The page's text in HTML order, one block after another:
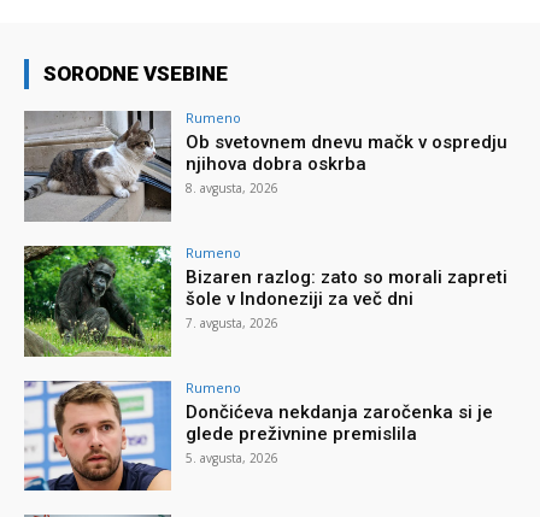
SORODNE VSEBINE
Rumeno
Ob svetovnem dnevu mačk v ospredju
njihova dobra oskrba
8. avgusta, 2026
Rumeno
Bizaren razlog: zato so morali zapreti
šole v Indoneziji za več dni
7. avgusta, 2026
Rumeno
Dončićeva nekdanja zaročenka si je
glede preživnine premislila
5. avgusta, 2026